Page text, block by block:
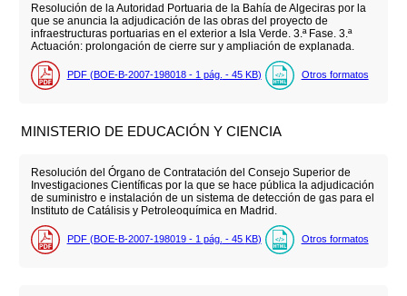
Resolución de la Autoridad Portuaria de la Bahía de Algeciras por la
que se anuncia la adjudicación de las obras del proyecto de
infraestructuras portuarias en el exterior a Isla Verde. 3.ª Fase. 3.ª
Actuación: prolongación de cierre sur y ampliación de explanada.
PDF (BOE-B-2007-198018 - 1 pág. - 45 KB) Otros formatos
MINISTERIO DE EDUCACIÓN Y CIENCIA
Resolución del Órgano de Contratación del Consejo Superior de
Investigaciones Científicas por la que se hace pública la adjudicación
de suministro e instalación de un sistema de detección de gas para el
Instituto de Catálisis y Petroleoquímica en Madrid.
PDF (BOE-B-2007-198019 - 1 pág. - 45 KB) Otros formatos